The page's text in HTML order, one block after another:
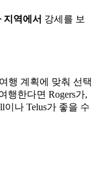
지역에서 강세를 보
행 계획에 맞춰 선택
행한다면 Rogers가,
나 Telus가 좋을 수